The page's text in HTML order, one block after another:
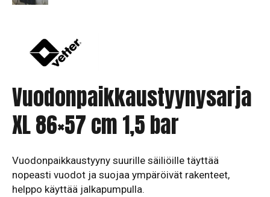
Vuodonpaikkaustyynysarja
XL 86×57 cm 1,5 bar
Vuodonpaikkaustyyny suurille säiliöille täyttää
nopeasti vuodot ja suojaa ympäröivät rakenteet,
helppo käyttää jalkapumpulla.